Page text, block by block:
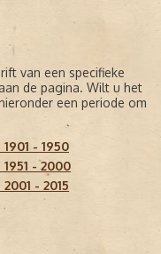
van een specifieke
de pagina. Wilt u het
een periode om
1901 - 1950
1951 - 2000
2001 - 2015